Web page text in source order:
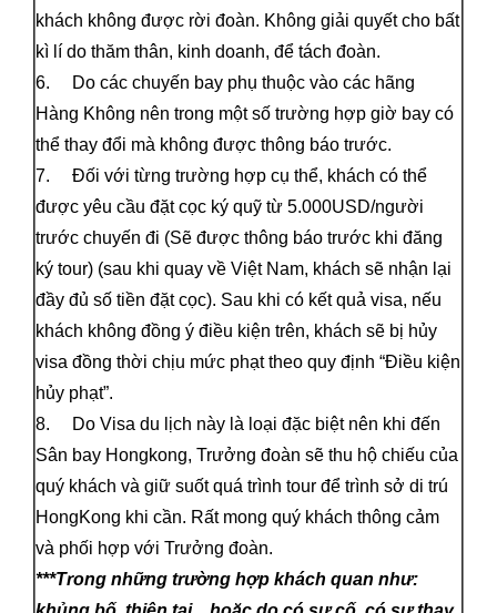
khách không được rời đoàn. Không giải quyết cho bất
kì lí do thăm thân, kinh doanh, để tách đoàn.
6. Do các chuyến bay phụ thuộc vào các hãng
Hàng Không nên trong một số trường hợp giờ bay có
thể thay đổi mà không được thông báo trước.
7. Đối với từng trường hợp cụ thể, khách có thể
được yêu cầu đặt cọc ký quỹ từ 5.000USD/người
trước chuyến đi (Sẽ được thông báo trước khi đăng
ký tour) (sau khi quay về Việt Nam, khách sẽ nhận lại
đầy đủ số tiền đặt cọc). Sau khi có kết quả visa, nếu
khách không đồng ý điều kiện trên, khách sẽ bị hủy
visa đồng thời chịu mức phạt theo quy định “Điều kiện
hủy phạt”.
8. Do Visa du lịch này là loại đặc biệt nên khi đến
Sân bay Hongkong, Trưởng đoàn sẽ thu hộ chiếu của
quý khách và giữ suốt quá trình tour để trình sở di trú
HongKong khi cần. Rất mong quý khách thông cảm
và phối hợp với Trưởng đoàn.
***Trong những trường hợp khách quan như: